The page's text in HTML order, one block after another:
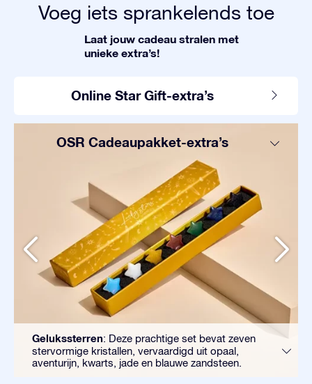
Voeg iets sprankelends toe
Laat jouw cadeau stralen met
unieke extra’s!
Online Star Gift-extra’s
OSR Cadeaupakket-extra’s
Gelukssterren: Deze prachtige set bevat zeven
stervormige kristallen, vervaardigd uit opaal,
aventurijn, kwarts, jade en blauwe zandsteen.